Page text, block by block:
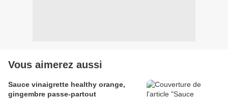
Vous aimerez aussi
Sauce vinaigrette healthy orange,
gingembre passe-partout